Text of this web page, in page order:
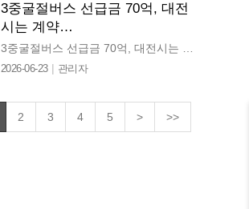
3중굴절버스 선급금 70억, 대전
시는 계약…
2026-06-23| 관리자
2 3 4 5 > >>